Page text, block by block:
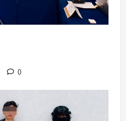
0